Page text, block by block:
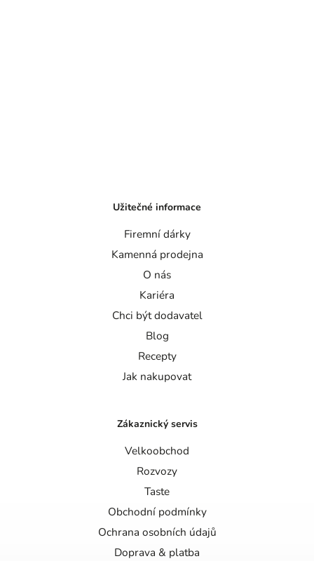
Užitečné informace
Firemní dárky
Kamenná prodejna
O nás
Kariéra
Chci být dodavatel
Blog
Recepty
Jak nakupovat
Zákaznický servis
Velkoobchod
Rozvozy
Taste
Obchodní podmínky
Ochrana osobních údajů
Doprava & platba